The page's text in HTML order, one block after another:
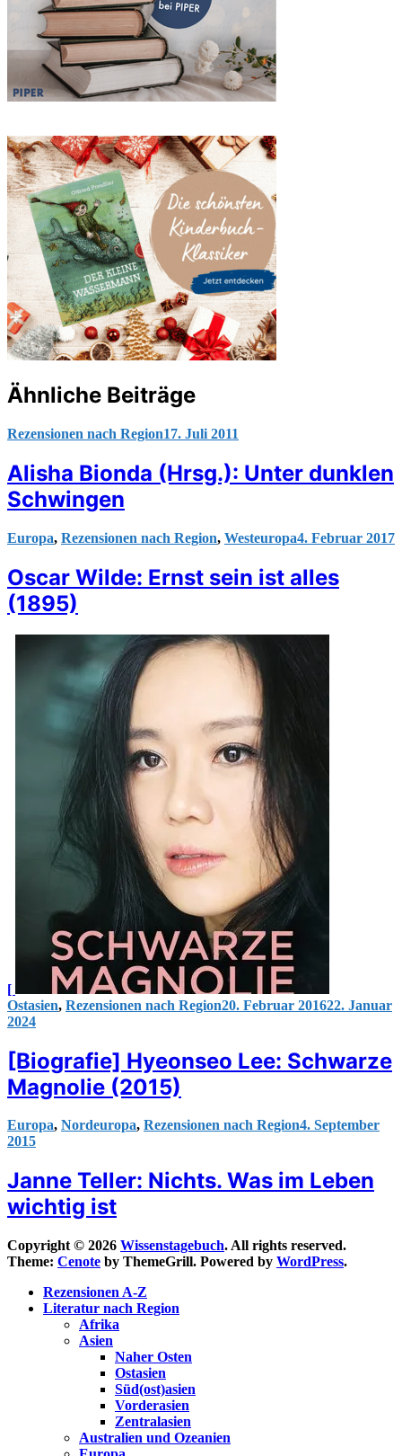
Ähnliche Beiträge
Rezensionen nach Region17. Juli 2011
Alisha Bionda (Hrsg.): Unter dunklen
Schwingen
Europa, Rezensionen nach Region, Westeuropa4. Februar 2017
Oscar Wilde: Ernst sein ist alles
(1895)
[
Ostasien, Rezensionen nach Region20. Februar 201622. Januar
2024
[Biografie] Hyeonseo Lee: Schwarze
Magnolie (2015)
Europa, Nordeuropa, Rezensionen nach Region4. September
2015
Janne Teller: Nichts. Was im Leben
wichtig ist
Copyright © 2026 Wissenstagebuch. All rights reserved.
Theme: Cenote by ThemeGrill. Powered by WordPress.
Rezensionen A-Z
Literatur nach Region
Afrika
Asien
Naher Osten
Ostasien
Süd(ost)asien
Vorderasien
Zentralasien
Australien und Ozeanien